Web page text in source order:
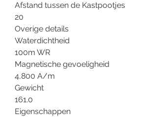
Afstand tussen de Kastpootjes
20
Overige details
Waterdichtheid
100m WR
Magnetische gevoeligheid
4,800 A/m
Gewicht
161.0
Eigenschappen